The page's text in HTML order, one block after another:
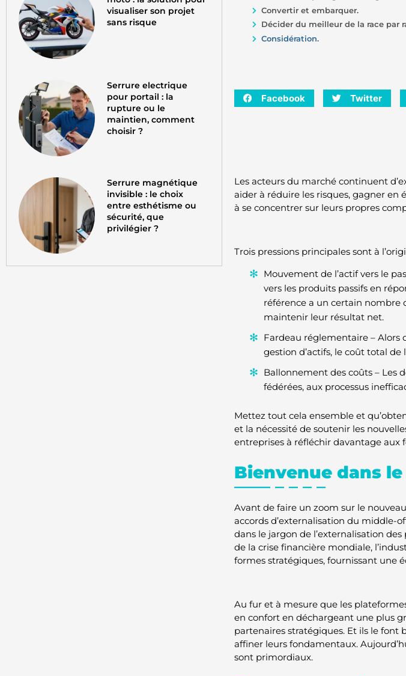
visualiser son projet
sans risque
Serrure electrique
pour portail : la
rupture ou le
maintien, comment
choisir ?
Serrure magnétique
invisible : le choix
entre esthétisme ou
sécurité, que
privilégier ?
Convertir et embarquer.
Décider du meilleur de la race par
Considération.
Facebook Twitter
Les acteurs du marché continuent
aider à réduire les risques, gagner en
à se concentrer sur leurs propres
Trois pressions principales sont à
Mouvement de l’actif vers le
vers les produits passifs en
référence a un certain nombre
maintenir leur résultat net.
Fardeau réglementaire – Alors
gestion d’actifs, le coût total
Ballonnement des coûts – Les
fédérées, aux processus
Mettez tout cela ensemble et
et la nécessité de soutenir les
entreprises à réfléchir davantage aux
Bienvenue dans
Avant de faire un zoom sur le
accords d’externalisation du middle-
dans le jargon de l’externalisation des
de la crise financière mondiale,
formes stratégiques, fournissant une
Au fur et à mesure que les
en confort en déchargeant une plus
partenaires stratégiques. Et ils le font
affiner leurs fondamentaux.
sont primordiaux.